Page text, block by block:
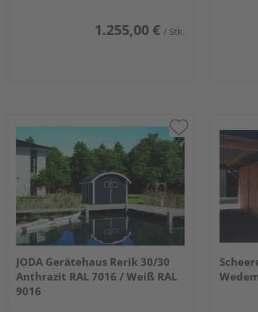
1.255,00 € / Stk.
JODA Gerätehaus Rerik 30/30
Anthrazit RAL 7016 / Weiß RAL
9016